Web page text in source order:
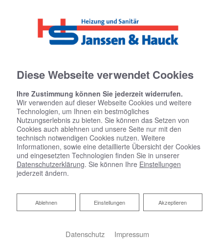
Diese Webseite verwendet Cookies
Ihre Zustimmung können Sie jederzeit widerrufen.
Wir verwenden auf dieser Webseite Cookies und weitere
Technologien, um Ihnen ein bestmögliches
Nutzungserlebnis zu bieten. Sie können das Setzen von
Cookies auch ablehnen und unsere Seite nur mit den
technisch notwendigen Cookies nutzen. Weitere
Informationen, sowie eine detaillierte Übersicht der Cookies
und eingesetzten Technologien finden Sie in unserer
Datenschutzerklärung. Sie können Ihre Einstellungen
jederzeit ändern.
Akzeptieren
Einstellungen
Ablehnen
Ablehnen
Datenschutz Impressum